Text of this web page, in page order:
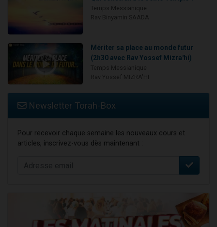
Mériter sa place au monde futur
(2h30 avec Rav Yossef Mizra'hi)
Newsletter Torah-Box
Pour recevoir chaque semaine les nouveaux cours et
articles, inscrivez-vous dès maintenant :